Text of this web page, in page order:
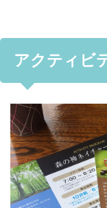
アクティビ